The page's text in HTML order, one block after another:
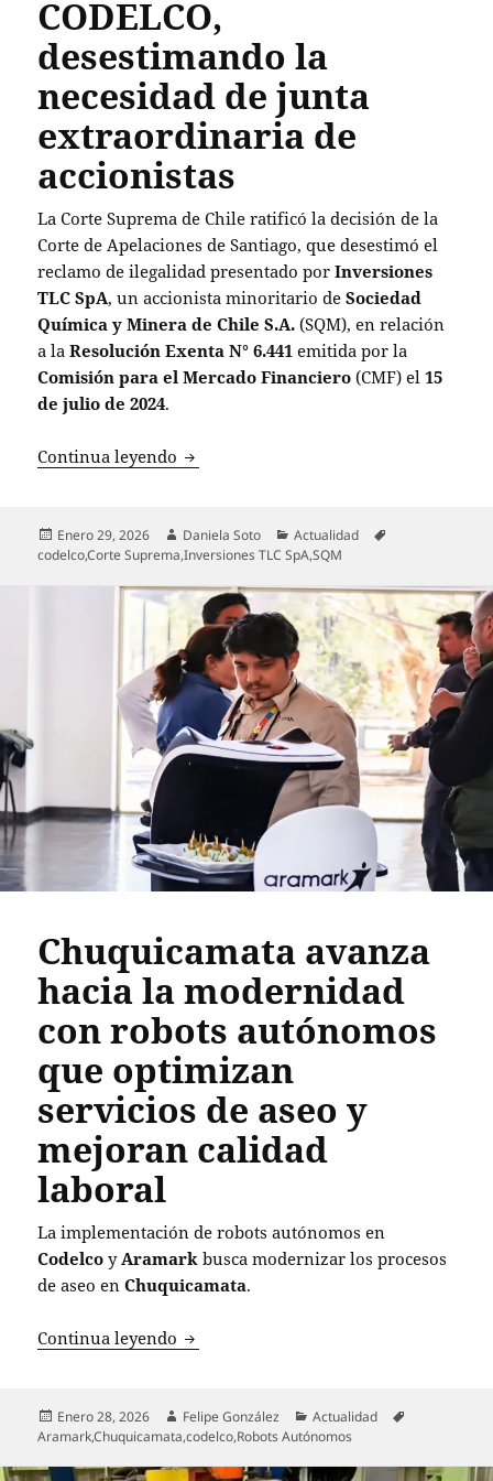
CODELCO,
desestimando la
necesidad de junta
extraordinaria de
accionistas
La Corte Suprema de Chile ratificó la decisión de la
Corte de Apelaciones de Santiago, que desestimó el
reclamo de ilegalidad presentado porInversiones
TLC SpA, un accionista minoritario deSociedad
Química y Minera de Chile S.A. (SQM), en relación
a laResolución Exenta N° 6.441 emitida por la
Comisión para el Mercado Financiero (CMF) el15
de julio de 2024.
Continua leyendo Corte Suprema ratifica acuerdo entre
Publicado
el
Enero 29, 2026 Autor
Daniela Soto Categorías
Actualidad
codelco,Corte Suprema,Inversiones TLC SpA,SQM
Chuquicamata avanza
hacia la modernidad
con robots autónomos
que optimizan
servicios de aseo y
mejoran calidad
laboral
La implementación de robots autónomos en
Codelco y Aramark busca modernizar los procesos
de aseo enChuquicamata.
Continua leyendo Chuquicamata avanza hacia la
Publicado
el
Enero 28, 2026 Autor
Felipe González Categorías
Actualidad
Aramark,Chuquicamata,codelco,Robots Autónomos